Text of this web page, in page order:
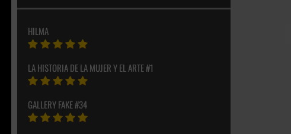
HILMA
LA HISTORIA DE LA MUJER Y EL ARTE #1
GALLERY FAKE #34